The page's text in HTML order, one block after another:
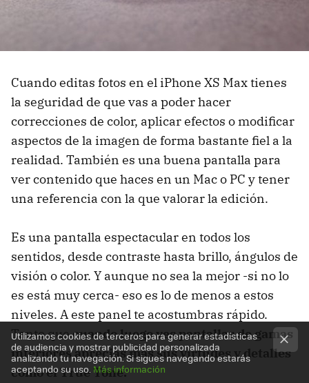
Cuando editas fotos en el iPhone XS Max tienes
la seguridad de que vas a poder hacer
correcciones de color, aplicar efectos o modificar
aspectos de la imagen de forma bastante fiel a la
realidad. También es una buena pantalla para
ver contenido que haces en un Mac o PC y tener
una referencia con la que valorar la edición.
Es una pantalla espectacular en todos los
sentidos, desde contraste hasta brillo, ángulos de
visión o color. Y aunque no sea la mejor -si no lo
es está muy cerca- eso es lo de menos a estos
niveles. A este panel te acostumbras rápido.
Tanto quecuando luego ves pantallas de gamas
inferiores aprecias más sus virtudes y detalles
como el True Tone.
Utilizamos cookies de terceros para generar estadísticas
de audiencia y mostrar publicidad personalizada
analizando tu navegación. Si sigues navegando estarás
aceptando su uso. Más información